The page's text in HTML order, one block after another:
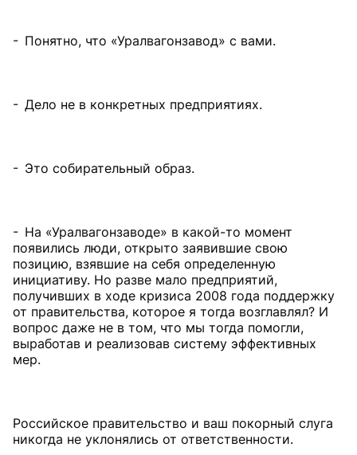
- Понятно, что «Уралвагонзавод» с вами.
- Дело не в конкретных предприятиях.
- Это собирательный образ.
- На «Уралвагонзаводе» в какой-то момент
появились люди, открыто заявившие свою
позицию, взявшие на себя определенную
инициативу. Но разве мало предприятий,
получивших в ходе кризиса 2008 года поддержку
от правительства, которое я тогда возглавлял? И
вопрос даже не в том, что мы тогда помогли,
выработав и реализовав систему эффективных
мер.
Российское правительство и ваш покорный слуга
никогда не уклонялись от ответственности.